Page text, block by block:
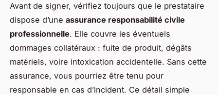
Avant de signer, vérifiez toujours que le prestataire
dispose d’une assurance responsabilité civile
professionnelle. Elle couvre les éventuels
dommages collatéraux : fuite de produit, dégâts
matériels, voire intoxication accidentelle. Sans cette
assurance, vous pourriez être tenu pour
responsable en cas d’incident. Ce détail simple